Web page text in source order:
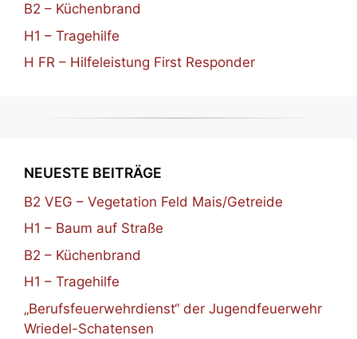
B2 – Küchenbrand
H1 – Tragehilfe
H FR – Hilfeleistung First Responder
NEUESTE BEITRÄGE
B2 VEG – Vegetation Feld Mais/Getreide
H1 – Baum auf Straße
B2 – Küchenbrand
H1 – Tragehilfe
„Berufsfeuerwehrdienst“ der Jugendfeuerwehr
Wriedel-Schatensen